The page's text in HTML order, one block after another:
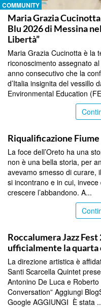
COMMUNITY
Maria Grazia
Blu 2026 di Messina
Libertà”
Maria Grazia Cucinotta è la
riconoscimento assegnato
anno consecutivo che la
d’Italia insignita del vessillo
Environmental Education
Riqualificazione
La foce dell’Oreto ha una
non è una bella storia, per
avevamo smesso di curare,
si incontrano e in cui,
crescere l’abbandono. A...
Roccalumera Jazz
ufficialmente la quarta
La direzione artistica è
Santi Scarcella Quintet
Antonino De Luca e
Conversation” Aggiungi
Google AGGIUNGI È stata